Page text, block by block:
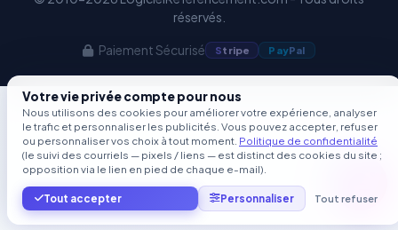
réservés.
Paiement Sécurisé Stripe PayPal
Votre vie privée compte pour nous
Nous utilisons des cookies pour améliorer votre expérience, analyser
le trafic et personnaliser les publicités. Vous pouvez accepter, refuser
ou personnaliser vos choix à tout moment. Politique de confidentialité
(le suivi des courriels — pixels / liens — est distinct des cookies du site ;
opposition via le lien en pied de chaque e-mail).
Tout accepter Personnaliser Tout refuser